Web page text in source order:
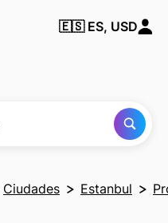
Encuentra
cualquier
🇪🇸 ES, USD
Ciudades Estanbul